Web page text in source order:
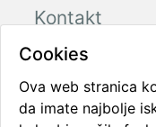
Cookies
Ova web stranica
da imate najbolje
Kontakt
Radno vreme
Ponedeljak -